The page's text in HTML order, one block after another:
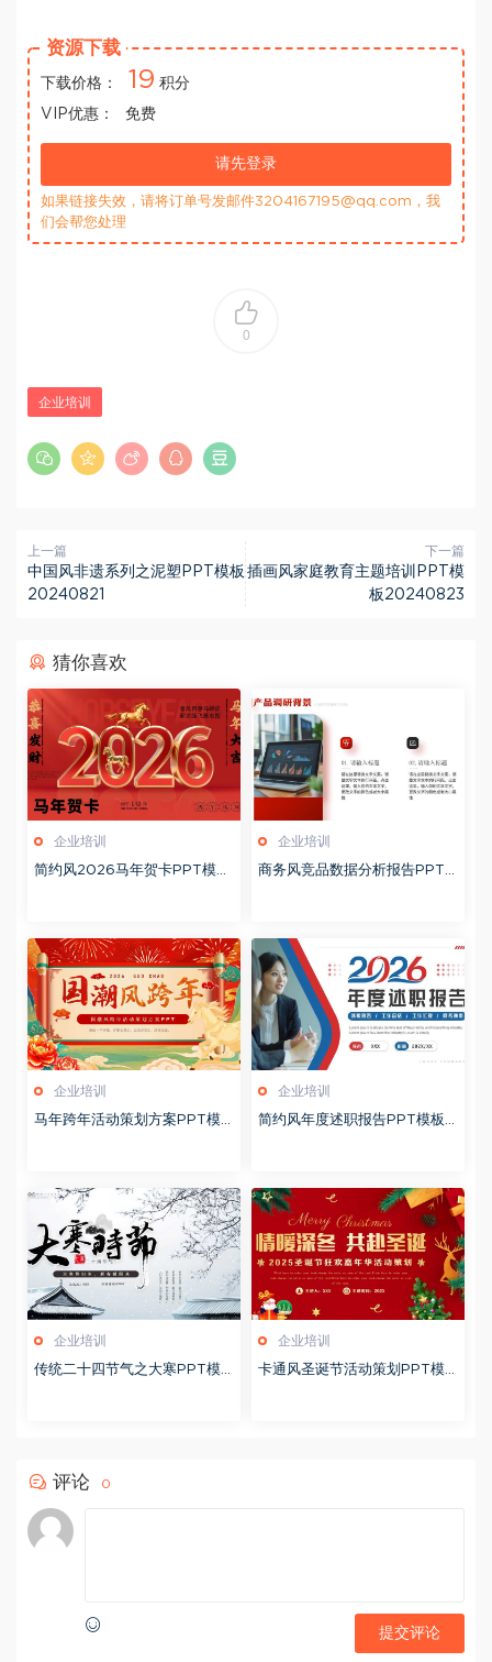
资源下载
下载价格： 19 积分
VIP优惠：
免费
请先登录
如果链接失效，请将订单号发邮件3204167195@qq.com，我
们会帮您处理
0
企业培训
上一篇
中国风非遗系列之泥塑PPT模板
20240821
下一篇
插画风家庭教育主题培训PPT模
板20240823
猜你喜欢
企业培训
简约风2026马年贺卡PPT模板
企业培训
商务风竞品数据分析报告PPT
企业培训
马年跨年活动策划方案PPT模
企业培训
简约风年度述职报告PPT模板2
企业培训
传统二十四节气之大寒PPT模
企业培训
卡通风圣诞节活动策划PPT模
评论 0
提交评论